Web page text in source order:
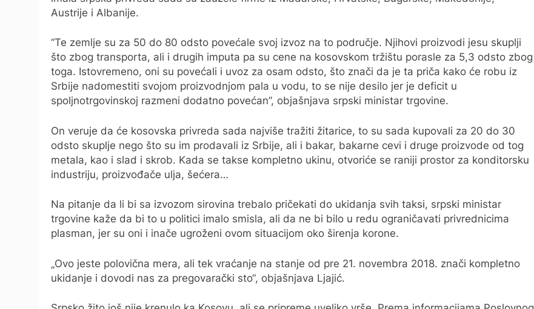
Austrije i Albanije.
“Te zemlje su za 50 do 80 odsto povećale svoj izvoz na to područje. Njihovi proizvodi jesu skuplji
što zbog transporta, ali i drugih imputa pa su cene na kosovskom tržištu porasle za 5,3 odsto zbog
toga. Istovremeno, oni su povećali i uvoz za osam odsto, što znači da je ta priča kako će robu iz
Srbije nadomestiti svojom proizvodnjom pala u vodu, to se nije desilo jer je deficit u
spoljnotrgovinskoj razmeni dodatno povećan”, objašnjava srpski ministar trgovine.
On veruje da će kosovska privreda sada najviše tražiti žitarice, to su sada kupovali za 20 do 30
odsto skuplje nego što su im prodavali iz Srbije, ali i bakar, bakarne cevi i druge proizvode od tog
metala, kao i slad i skrob. Kada se takse kompletno ukinu, otvoriće se raniji prostor za konditorsku
industriju, proizvođače ulja, šećera…
Na pitanje da li bi sa izvozom sirovina trebalo pričekati do ukidanja svih taksi, srpski ministar
trgovine kaže da bi to u politici imalo smisla, ali da ne bi bilo u redu ograničavati privrednicima
plasman, jer su oni i inače ugroženi ovom situacijom oko širenja korone.
„Ovo jeste polovična mera, ali tek vraćanje na stanje od pre 21. novembra 2018. znači kompletno
ukidanje i dovodi nas za pregovarački sto“, objašnjava Ljajić.